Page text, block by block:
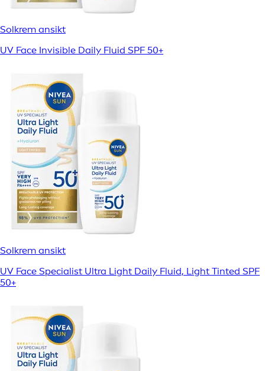
Solkrem ansikt
UV Face Invisible Daily Fluid SPF 50+
Solkrem ansikt
UV Face Specialist Ultra Light Daily Fluid, Light Tinted SPF
50+